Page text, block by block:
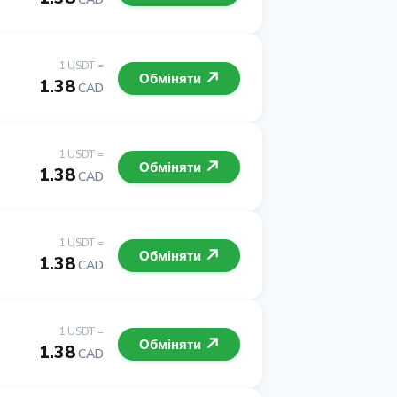
1 USDT =
1.38CAD
Обміняти
1 USDT =
1.38CAD
Обміняти
1 USDT =
1.38CAD
Обміняти
1 USDT =
1.38CAD
Обміняти